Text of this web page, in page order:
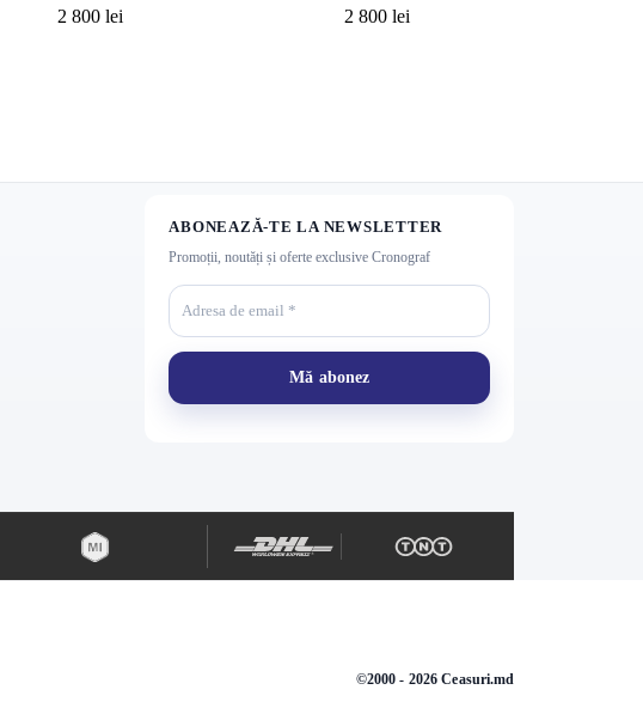
2 800lei
2 800lei
ABONEAZĂ-TE LA NEWSLETTER
Promoții, noutăți și oferte exclusive Cronograf
©2000 - 2026 Ceasuri.md